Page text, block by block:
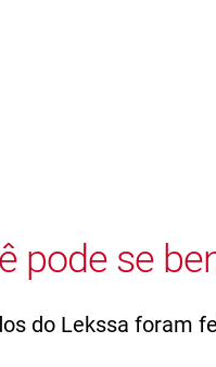
pode se
do Lekssa foram